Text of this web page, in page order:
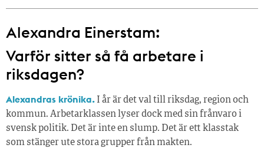
Alexandra Einerstam:
Varför sitter så få ­arbetare i
riksdagen?
Alexandras krönika. I år är det val till riksdag, region och
kommun. Arbetarklassen lyser dock med sin frånvaro i
svensk politik. Det är inte en slump. Det är ett klasstak
som stänger ute stora grupper från makt­en.